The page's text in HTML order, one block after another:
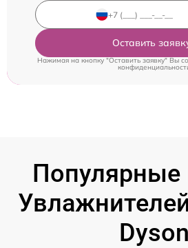
Оставить
Нажимая на кнопку "Оставить заявку" Вы
Популярные
Dyson